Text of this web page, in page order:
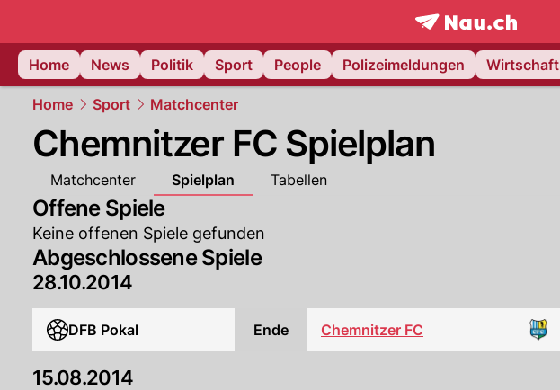
frontpage.NAU.ch
Home
News Politik Sport People Polizeimeldungen Wirtschaft
Home Sport Matchcenter
Chemnitzer FC Spielplan
Matchcenter
Spielplan Tabellen
Offene Spiele
Keine offenen Spiele gefunden
Abgeschlossene Spiele
28.10.2014
DFB Pokal Ende Chemnitzer FC
15.08.2014